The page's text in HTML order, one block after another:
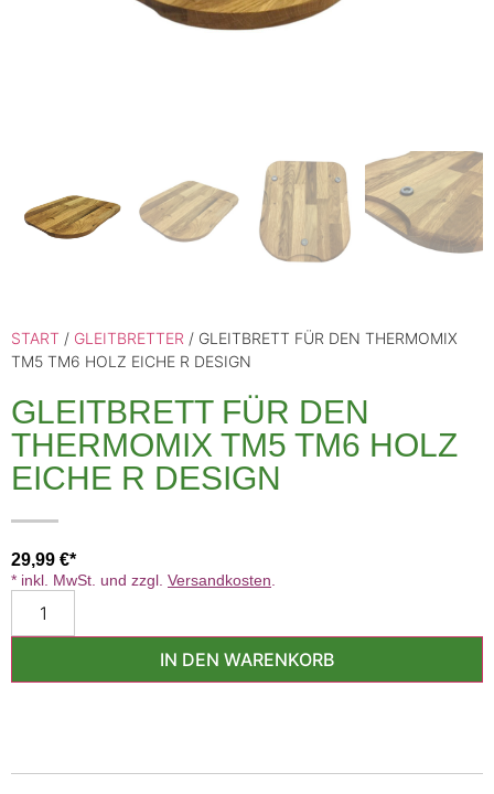
START / GLEITBRETTER / GLEITBRETT FÜR DEN THERMOMIX
TM5 TM6 HOLZ EICHE R DESIGN
GLEITBRETT FÜR DEN
THERMOMIX TM5 TM6 HOLZ
EICHE R DESIGN
29,99 €
* inkl. MwSt. und zzgl. Versandkosten
IN DEN WARENKORB